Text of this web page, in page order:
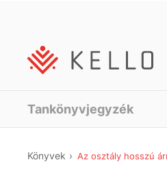
Tankönyvjegyzék
Könyvek Az osztály hosszú